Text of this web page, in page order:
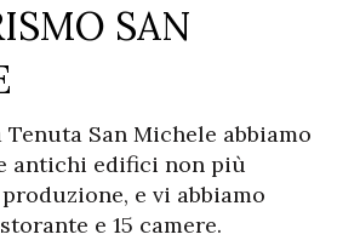
SAN
Tenuta San Michele abbiamo
edifici non più
e vi abbiamo
e 15 camere.